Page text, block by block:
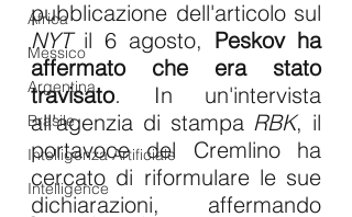
Africa
Messico
Argentina
Brasile
Intelligenza Artificiale
Intelligence
NYT il 6 agosto, Peskov ha
affermato che era stato
travisato. In un'intervista
all'agenzia di stampa RBK, il
portavoce del Cremlino ha
cercato di riformulare le sue
dichiarazioni, affermando